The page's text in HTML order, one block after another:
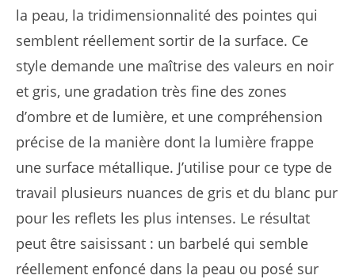
la peau, la tridimensionnalité des pointes qui
semblent réellement sortir de la surface. Ce
style demande une maîtrise des valeurs en noir
et gris, une gradation très fine des zones
d’ombre et de lumière, et une compréhension
précise de la manière dont la lumière frappe
une surface métallique. J’utilise pour ce type de
travail plusieurs nuances de gris et du blanc pur
pour les reflets les plus intenses. Le résultat
peut être saisissant : un barbelé qui semble
réellement enfoncé dans la peau ou posé sur